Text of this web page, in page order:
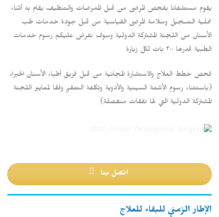
يقوم مستشفانا بفحص المرضى من قبل الممرضات والتنظيف يقام به أثناء
عملية التسجيل وسلامة المرضى القياسية من قبل جودة خدمات طب
الأسنان من اللجنة المشتركة الدولية وسوف نفرض عليكم رسوم خدمات
الطبية قدرها ٢٠٠ بات لكل زيارة
فحص خطط العلاج والاستشارة المجانية من قبل فريق أطباء الأسنان الخبراء
(باستثناء رسوم الأشعة السينية والأدوية وتكلفة التعقيم وفقًا لمعايير اللجنة
المشتركة الدولية التي لها نفقات منفصلة)
اتصل بنا
الإطار الزمني للبقاء للعلاج